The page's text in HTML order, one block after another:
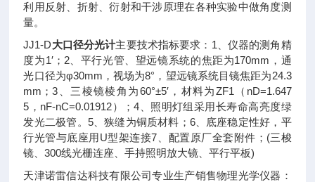
利用反射、折射、衍射和干涉原理在各种实验中做角度测
量。
JJ1-D大口径分光计主要技术指标要求：1、仪器的测角精
度为1′；2、平行光管、望远镜系统的焦距为170mm，通
光口径为φ30mm，视场为8°，望远镜系统目镜焦距为24.3
mm；3、三棱镜棱角为60°±5′，材料为ZF1（nD=1.647
5，nF-nC=0.01912）；4、照明灯组采用长寿命高亮度绿
发光二极管。5、狭缝为铜质材料；6、底座稳定性好，平
行光管与底座用U型架连接7、配置原厂全套附件；(三梭
镜、300线光栅连座、手持照明放大镜、平行平板)
天津诺雷信达科技有限公司专业生产销售物理光学仪器：